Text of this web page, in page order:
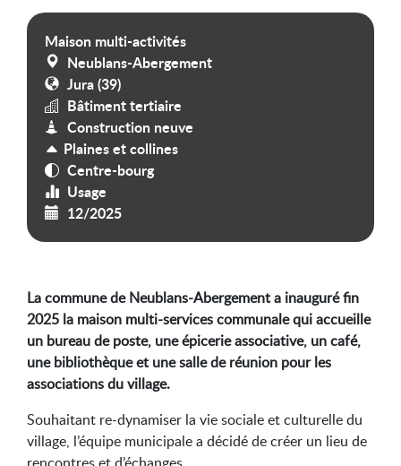
Maison multi-activités
Neublans-Abergement
Jura (39)
Bâtiment tertiaire
Construction neuve
Plaines et collines
Centre-bourg
Usage
12/2025
La commune de Neublans-Abergement a inauguré fin
2025 la maison multi-services communale qui accueille
un bureau de poste, une épicerie associative, un café,
une bibliothèque et une salle de réunion pour les
associations du village.
Souhaitant re-dynamiser la vie sociale et culturelle du
village, l’équipe municipale a décidé de créer un lieu de